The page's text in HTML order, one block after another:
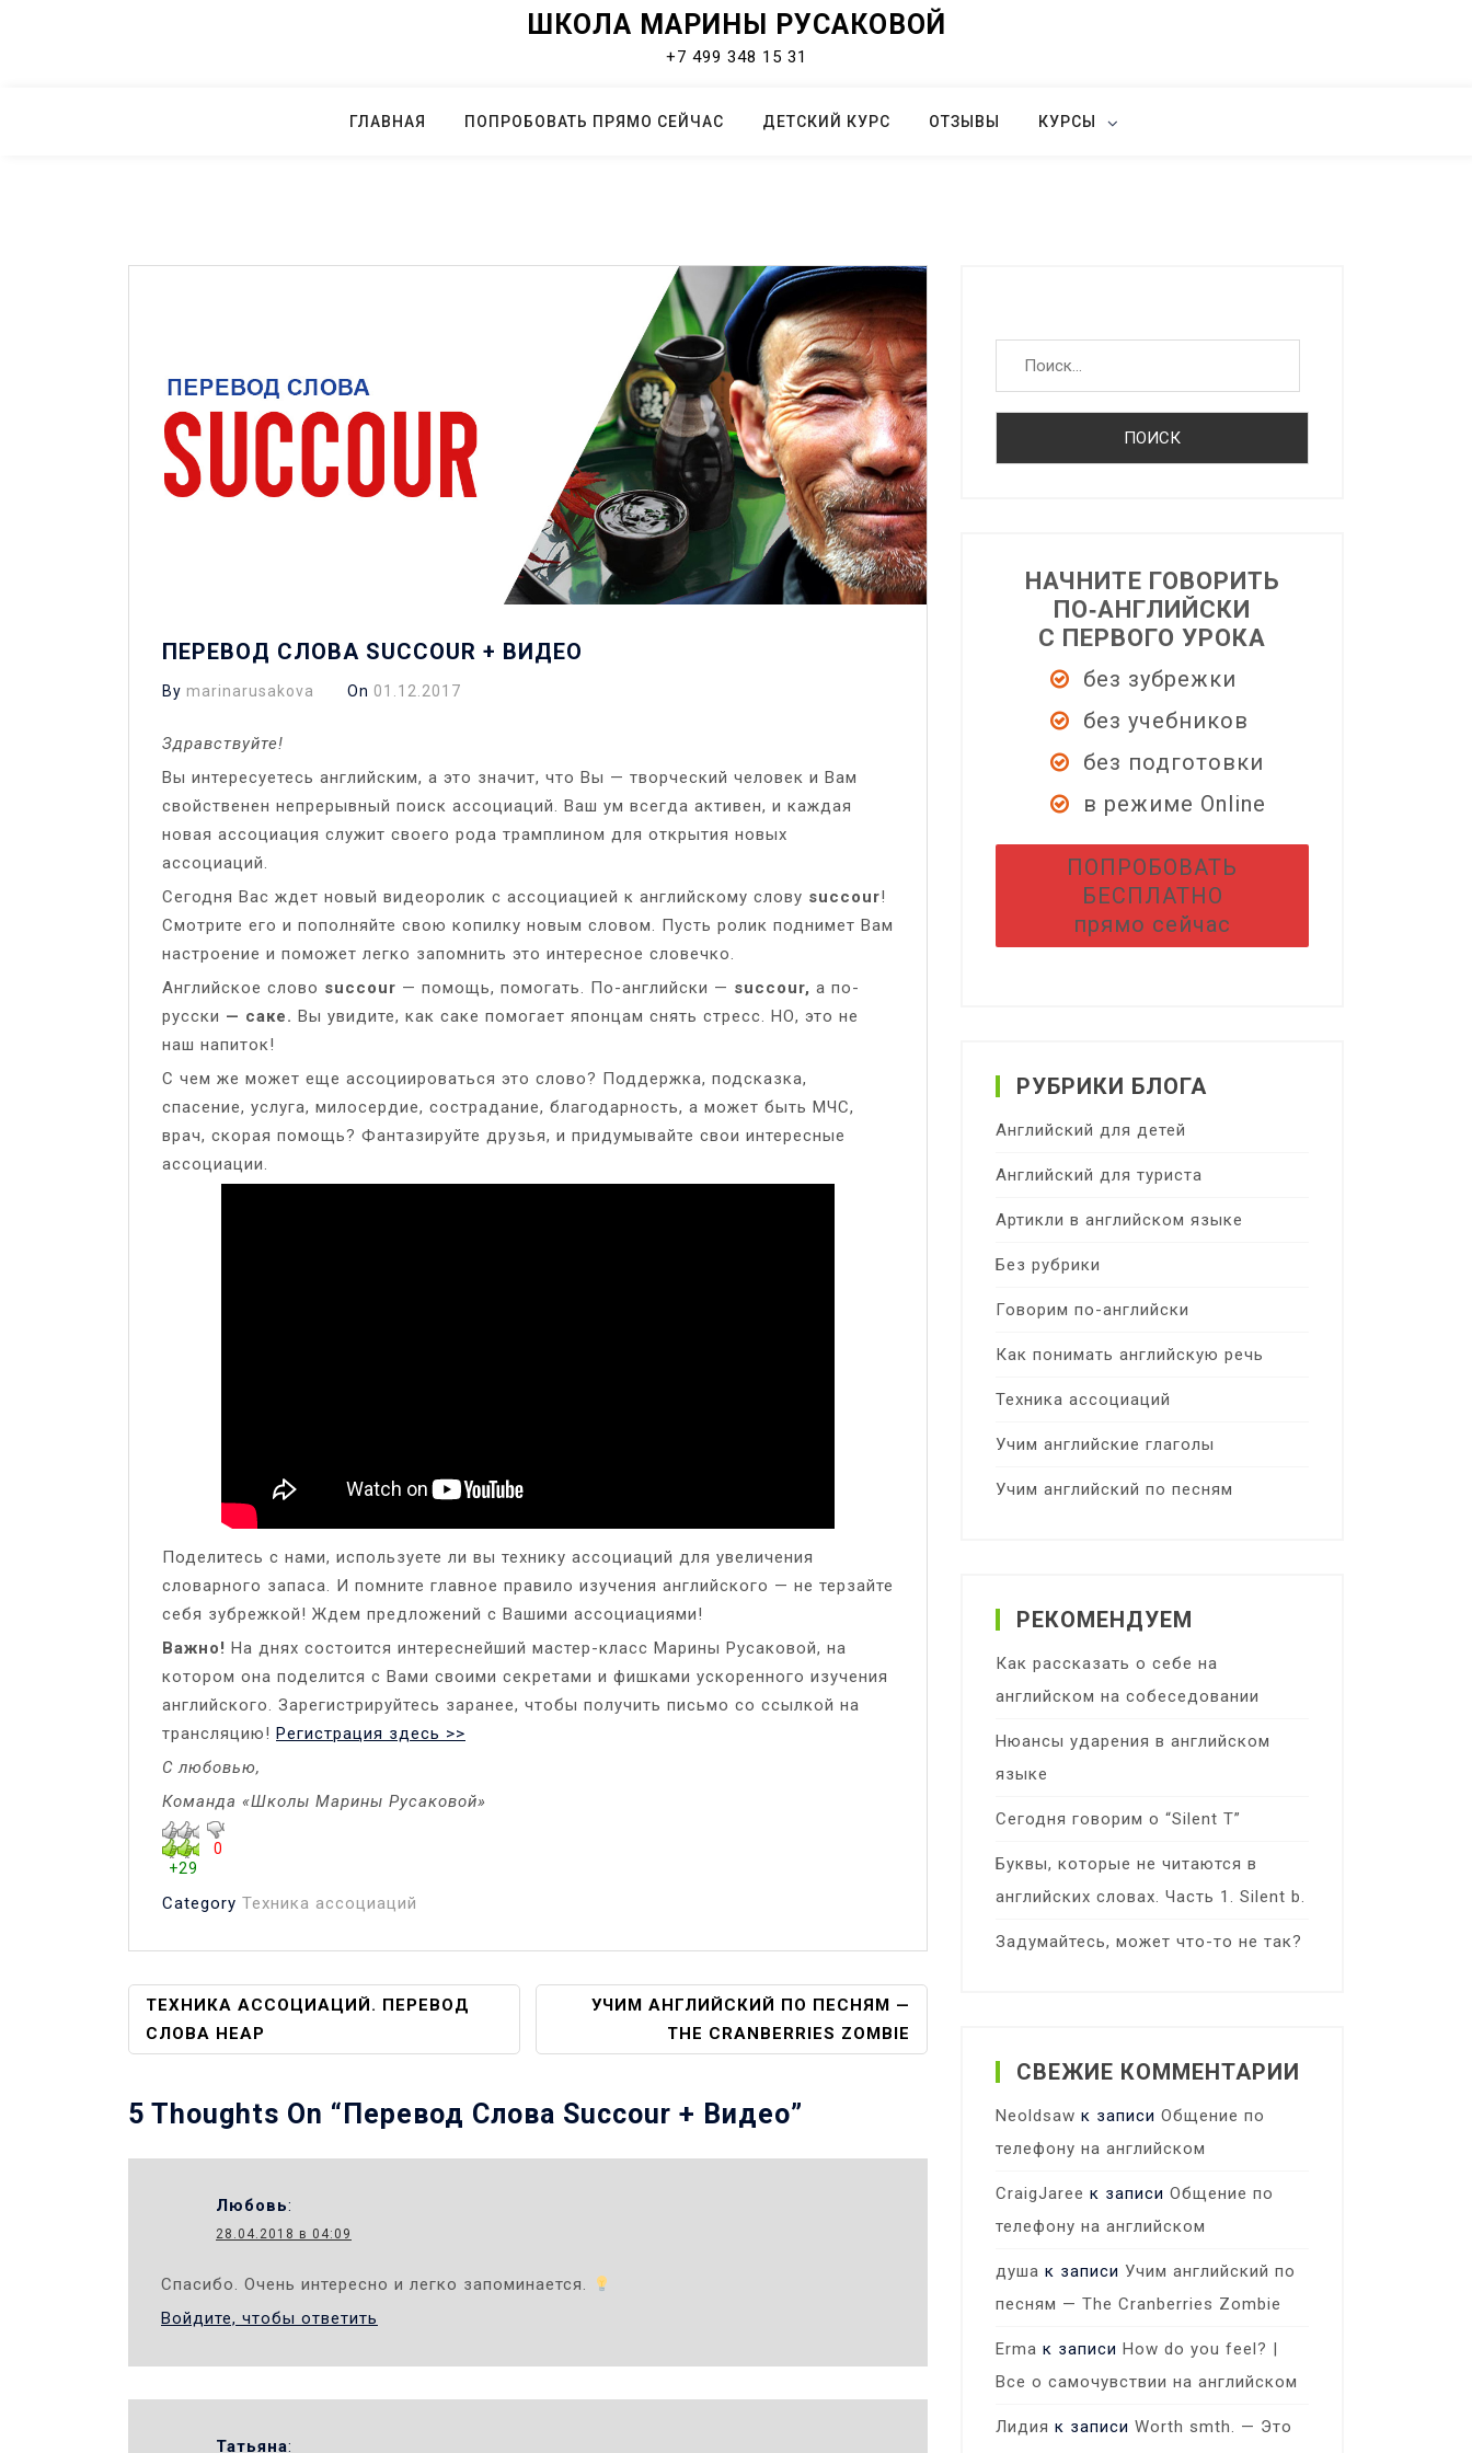
ШКОЛА МАРИНЫ РУСАКОВОЙ
+7 499 348 15 31
ГЛАВНАЯ ПОПРОБОВАТЬ ПРЯМО СЕЙЧАС ДЕТСКИЙ КУРС ОТЗЫВЫ КУРСЫ
ПЕРЕВОД СЛОВА SUCCOUR + ВИДЕО
By marinarusakova On 01.12.2017
Здравствуйте!
Вы интересуетесь английским, а это значит, что Вы — творческий человек и Вам
свойственен непрерывный поиск ассоциаций. Ваш ум всегда активен, и каждая
новая ассоциация служит своего рода трамплином для открытия новых
ассоциаций.
Сегодня Вас ждет новый видеоролик с ассоциацией к английскому слову succour!
Смотрите его и пополняйте свою копилку новым словом. Пусть ролик поднимет Вам
настроение и поможет легко запомнить это интересное словечко.
Английское слово succour — помощь, помогать. По-английски — succour, а по-
русски — саке. Вы увидите, как саке помогает японцам снять стресс. НО, это не
наш напиток!
С чем же может еще ассоциироваться это слово? Поддержка, подсказка,
спасение, услуга, милосердие, сострадание, благодарность, а может быть МЧС,
врач, скорая помощь? Фантазируйте друзья, и придумывайте свои интересные
ассоциации.
Поделитесь с нами, используете ли вы технику ассоциаций для увеличения
словарного запаса. И помните главное правило изучения английского — не терзайте
себя зубрежкой! Ждем предложений с Вашими ассоциациями!
Важно! На днях состоится интереснейший мастер-класс Марины Русаковой, на
котором она поделится с Вами своими секретами и фишками ускоренного изучения
английского. Зарегистрируйтесь заранее, чтобы получить письмо со ссылкой на
трансляцию! Регистрация здесь >>
С любовью,
Команда «Школы Марины Русаковой»
+29
0
Category Техника ассоциаций
Навигация
По
ТЕХНИКА АССОЦИАЦИЙ. ПЕРЕВОД
СЛОВА HEAP
УЧИМ АНГЛИЙСКИЙ ПО ПЕСНЯМ —
THE CRANBERRIES ZOMBIE
5 Thoughts On “ Перевод Слова Succour + Видео”
Любовь:
28.04.2018 в 04:09
Спасибо. Очень интересно и легко запоминается.
Войдите, чтобы ответить
Татьяна:
НАЧНИТЕ ГОВОРИТЬ
ПО‑АНГЛИЙСКИ
С ПЕРВОГО УРОКА
без зубрежки
без учебников
без подготовки
в режиме Online
ПОПРОБОВАТЬ
БЕСПЛАТНО
прямо сейчас
РУБРИКИ БЛОГА
Английский для детей
Английский для туриста
Артикли в английском языке
Без рубрики
Говорим по-английски
Как понимать английскую речь
Техника ассоциаций
Учим английские глаголы
Учим английский по песням
РЕКОМЕНДУЕМ
Как рассказать о себе на
английском на собеседовании
Нюансы ударения в английском
языке
Сегодня говорим о “Silent T”
Буквы, которые не читаются в
английских словах. Часть 1. Silent b.
Задумайтесь, может что-то не так?
СВЕЖИЕ КОММЕНТАРИИ
Neoldsaw к записи Общение по
телефону на английском
CraigJaree к записи Общение по
телефону на английском
душа к записи Учим английский по
песням — The Cranberries Zombie
Erma к записи How do you feel? |
Все о самочувствии на английском
Лидия к записи Worth smth. — Это